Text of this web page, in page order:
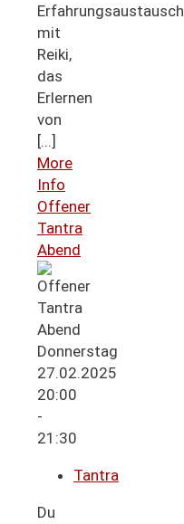
Erfahrungsaustausch
mit
Reiki,
das
Erlernen
von
[...]
More
Info
Offener
Tantra
Abend
Donnerstag
27.02.2025
20:00
-
21:30
Tantra
Du